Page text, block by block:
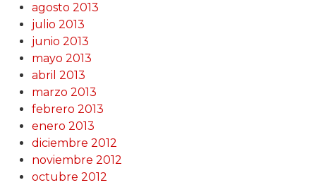
agosto 2013
julio 2013
junio 2013
mayo 2013
abril 2013
marzo 2013
febrero 2013
enero 2013
diciembre 2012
noviembre 2012
octubre 2012